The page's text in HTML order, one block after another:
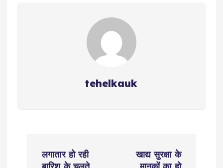
tehelkauk
लगातार हो रही
खाद्य सुरक्षा के